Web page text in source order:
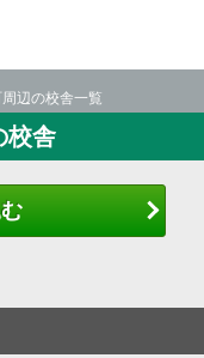
辺の校舎一覧
校舎